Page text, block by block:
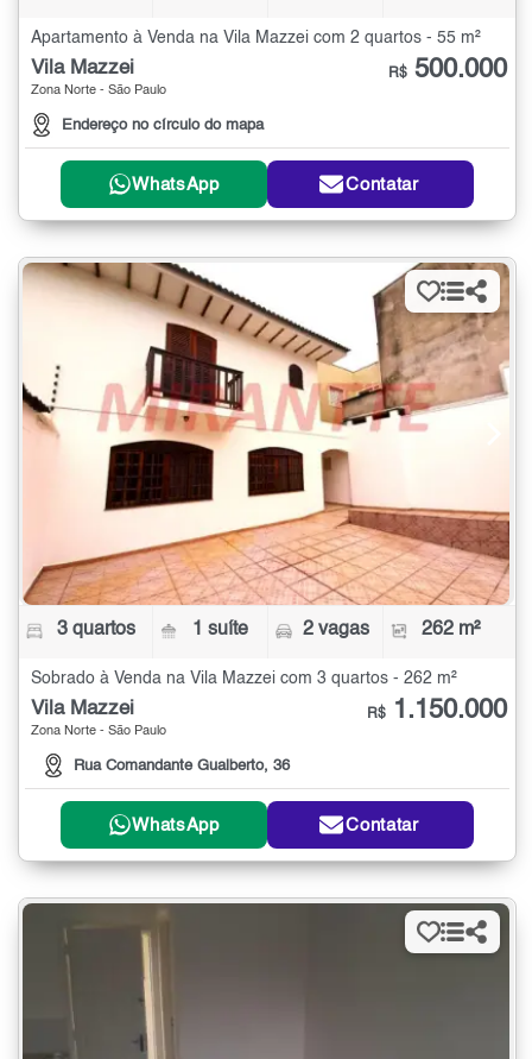
Apartamento à Venda na Vila Mazzei com 2 quartos - 55 m²
Vila Mazzei
Zona Norte - São Paulo
Endereço no círculo do mapa
R$ 500.000
WhatsApp Contatar
3 quartos 1 suíte 2 vagas 262 m²
Sobrado à Venda na Vila Mazzei com 3 quartos - 262 m²
Vila Mazzei
Zona Norte - São Paulo
Rua Comandante Gualberto, 36
R$ 1.150.000
WhatsApp Contatar